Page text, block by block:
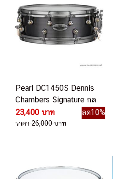
Pearl DC1450S Dennis
Chambers Signature กล
องสแนร์
23,400 บาท ลด10%
ราคา 26,000 บาท